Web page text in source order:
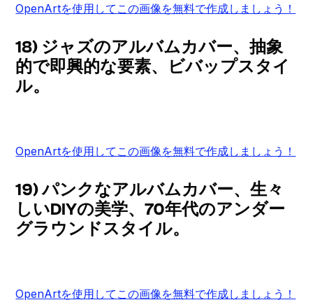
OpenArtを使用してこの画像を無料で作成しましょう！
18) ジャズのアルバムカバー、抽象
的で即興的な要素、ビバップスタイ
ル。
OpenArtを使用してこの画像を無料で作成しましょう！
19) パンクなアルバムカバー、生々
しいDIYの美学、70年代のアンダー
グラウンドスタイル。
OpenArtを使用してこの画像を無料で作成しましょう！